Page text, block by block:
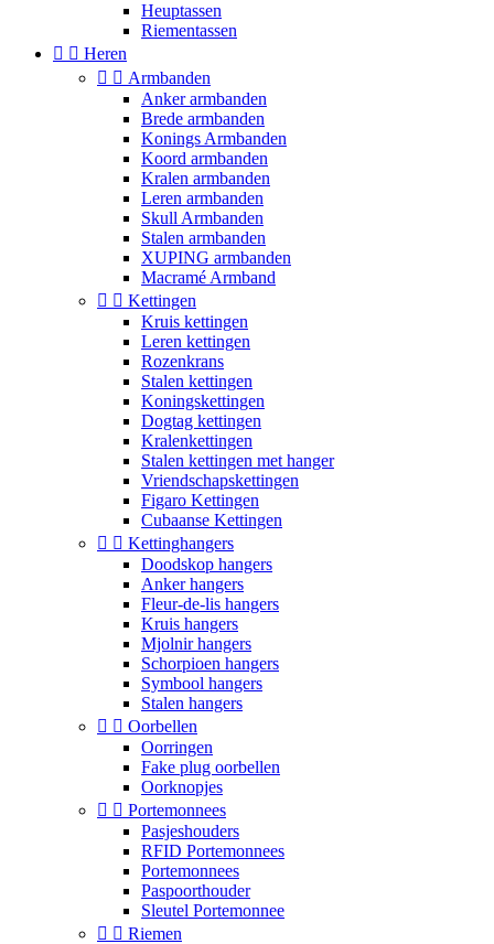
Heuptassen
Riementassen
  Heren
  Armbanden
Anker armbanden
Brede armbanden
Konings Armbanden
Koord armbanden
Kralen armbanden
Leren armbanden
Skull Armbanden
Stalen armbanden
XUPING armbanden
Macramé Armband
  Kettingen
Kruis kettingen
Leren kettingen
Rozenkrans
Stalen kettingen
Koningskettingen
Dogtag kettingen
Kralenkettingen
Stalen kettingen met hanger
Vriendschapskettingen
Figaro Kettingen
Cubaanse Kettingen
  Kettinghangers
Doodskop hangers
Anker hangers
Fleur-de-lis hangers
Kruis hangers
Mjolnir hangers
Schorpioen hangers
Symbool hangers
Stalen hangers
  Oorbellen
Oorringen
Fake plug oorbellen
Oorknopjes
  Portemonnees
Pasjeshouders
RFID Portemonnees
Portemonnees
Paspoorthouder
Sleutel Portemonnee
  Riemen